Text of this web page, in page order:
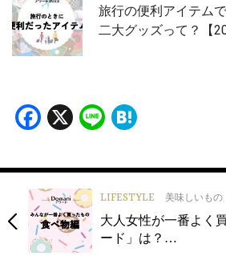
旅行の便利アイテム
二大グッズって？【
Facebook
X Line
LIFESTYLE 美味しいもの
大人女性が一番よく
ード」は？…